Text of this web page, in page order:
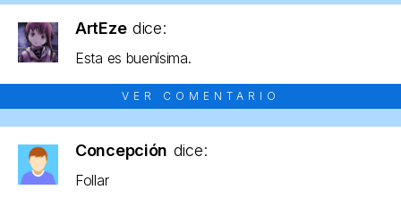
ArtEze dice:
Esta es buenísima.
VER COMENTARIO
Concepción dice:
Follar